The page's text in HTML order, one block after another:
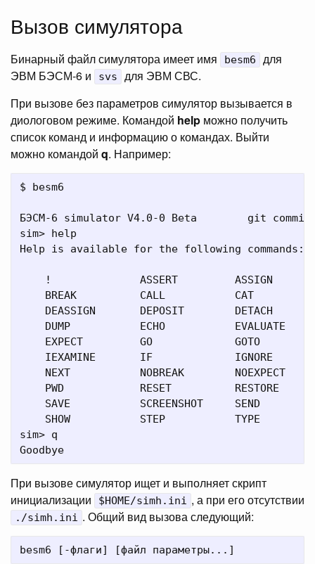
Вызов симулятора
Бинарный файл симулятора имеет имя besm6
для
ЭВМ БЭСМ-6 и
svs
для ЭВМ СВС.
При вызове без параметров симулятор вызывается в
диологовом режиме. Командой help можно получить
список команд и информацию о командах. Выйти
можно командой q. Например:
$ besm6
БЭСМ-6 simulator V4.0-0 Beta        git commit
sim> help
Help is available for the following commands:
!              ASSERT         ASSIGN
BREAK          CALL           CAT
DEASSIGN       DEPOSIT        DETACH
DUMP           ECHO           EVALUATE
EXPECT         GO             GOTO
IEXAMINE       IF             IGNORE
NEXT           NOBREAK        NOEXPECT
PWD            RESET          RESTORE
SAVE           SCREENSHOT     SEND
    SHOW           STEP           TYPE
sim> q
При вызове симулятор ищет и выполняет скрипт
инициализации
$HOME/simh.ini , а при его отсутствии
./simh.ini . Общий вид вызова следующий: